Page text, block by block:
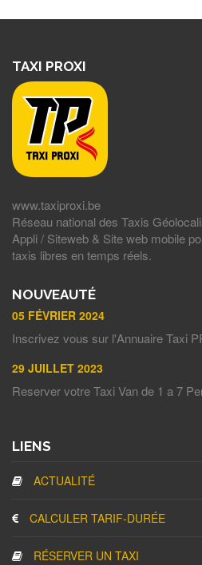
TAXI PROXI
www.taxiproxi.be
Réseau national des Taxis
Appli / Siteweb & Site web mobile
taxis libres en temps réels.
NOUVEAUTÉ
05 FÉVRIER 2024
Inscrivez vous sur l'Annuaire Taxi
29 JUILLET 2023
Reserver votre Taxi Van de 1 a 7
LIENS
ACTUALITÉ
CALCULER TARIF-DURÉE
RÉSERVER UN TAXI